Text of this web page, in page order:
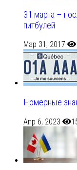
31 марта –
питбулей
Мар 31, 2017
Номерные
Апр 6, 2023